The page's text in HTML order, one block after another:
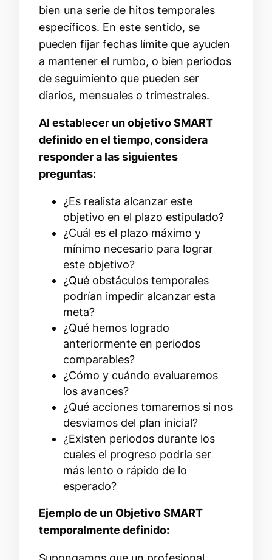
bien una serie de hitos temporales
específicos. En este sentido, se
pueden fijar fechas límite que ayuden
a mantener el rumbo, o bien periodos
de seguimiento que pueden ser
diarios, mensuales o trimestrales.
Al establecer un objetivo SMART
definido en el tiempo, considera
responder a las siguientes
preguntas:
¿Es realista alcanzar este
objetivo en el plazo estipulado?
¿Cuál es el plazo máximo y
mínimo necesario para lograr
este objetivo?
¿Qué obstáculos temporales
podrían impedir alcanzar esta
meta?
¿Qué hemos logrado
anteriormente en periodos
comparables?
¿Cómo y cuándo evaluaremos
los avances?
¿Qué acciones tomaremos si nos
desviamos del plan inicial?
¿Existen periodos durante los
cuales el progreso podría ser
más lento o rápido de lo
esperado?
Ejemplo de un Objetivo SMART
temporalmente definido: